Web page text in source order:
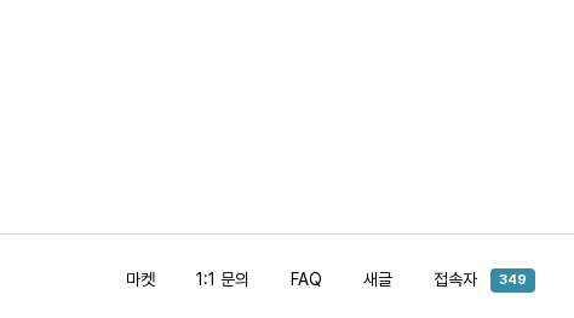
마켓 1:1 문의 FAQ 새글 접속자 349